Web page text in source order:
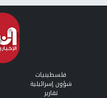
فلسطينيات
شؤون إسرائيلية
تقارير